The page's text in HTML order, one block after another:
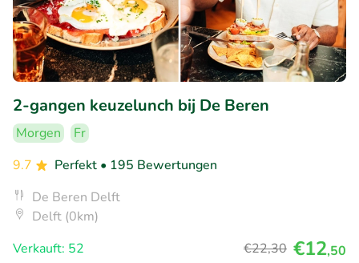
2-gangen keuzelunch bij De Beren
Morgen
Fr
9.7
Perfekt • 195 Bewertungen
De Beren Delft
Delft (0km)
Verkauft: 52
€22,30 €12,50